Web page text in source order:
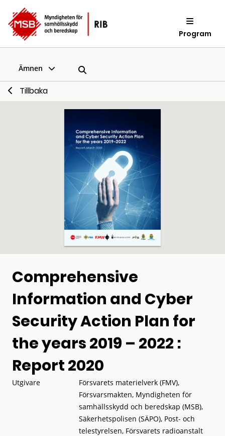
Program
Ämnen
Tillbaka
Comprehensive
Information and Cyber
Security Action Plan for
the years 2019 – 2022 :
Report 2020
Utgivare
Försvarets materielverk (FMV),
Försvarsmakten, Myndigheten för
samhällsskydd och beredskap (MSB),
Säkerhetspolisen (SÄPO), Post- och
telestyrelsen, Försvarets radioanstalt